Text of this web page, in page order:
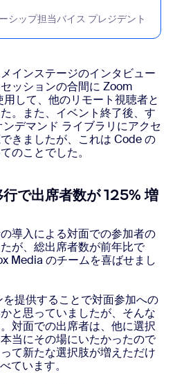
シップ担当バイス プレジデント
インステージのインタビュー
ッションの合間に Zoom
して、他のリモート視聴者と
。また、イベント終了後、す
デマンド ライブラリにアクセ
きましたが、これは Code の
のことでした。
で出席者数が 125% 増
導入による対面での参加者の
が、総出席者数が前年比で
Media のチームを喜ばせまし
を提供することで対面参加への
と思っていましたが、そんな
対面での出席者は、他に選択
当にその場にいたかったので
て新たな選択肢が増えただけ
ています。